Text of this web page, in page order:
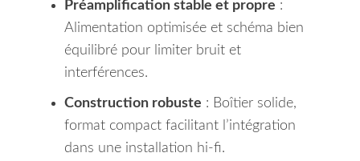
Préamplification stable et propre :
Alimentation optimisée et schéma bien
équilibré pour limiter bruit et
interférences.
Construction robuste : Boîtier solide,
format compact facilitant l’intégration
dans une installation hi-fi.